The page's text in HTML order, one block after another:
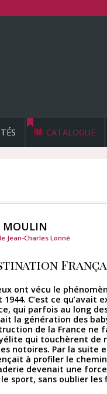
CATALOGUE
MOULIN
Jean-Charles Lonné
ont vécu le
1944. C’est ce
qui parfois au long
la génération des
de la France ne
qui touchèrent de
notoires. Par la suite
à profiler le
devenait une
sport, sans oublier